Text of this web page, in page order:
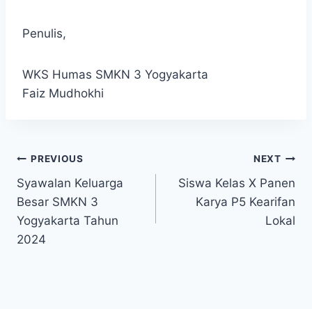
Penulis,
WKS Humas SMKN 3 Yogyakarta
Faiz Mudhokhi
Navigasi
pos
PREVIOUS
Syawalan Keluarga
Besar SMKN 3
Yogyakarta Tahun
2024
NEXT
Siswa Kelas X Panen
Karya P5 Kearifan
Lokal